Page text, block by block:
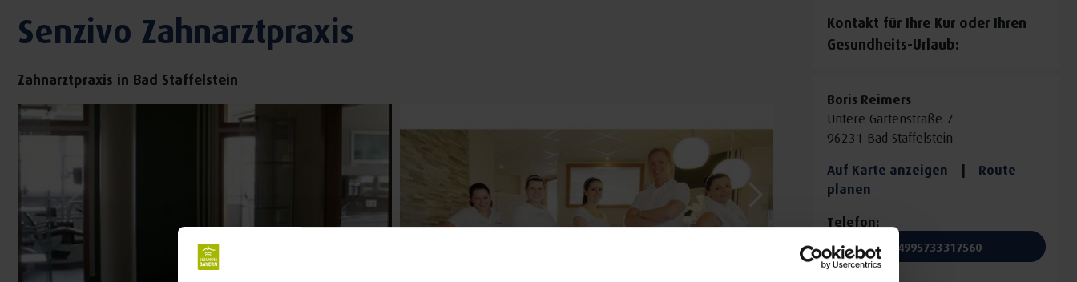
Senzivo Zahnarztpraxis
Zahnarztpraxis in Bad Staffelstein
Kontakt für Ihre Kur oder Ihren
Gesundheits-Urlaub:
Boris Reimers
Untere Gartenstraße 7
96231 Bad Staffelstein
Auf Karte anzeigen |
Route
planen
Telefon:
+4995733317560